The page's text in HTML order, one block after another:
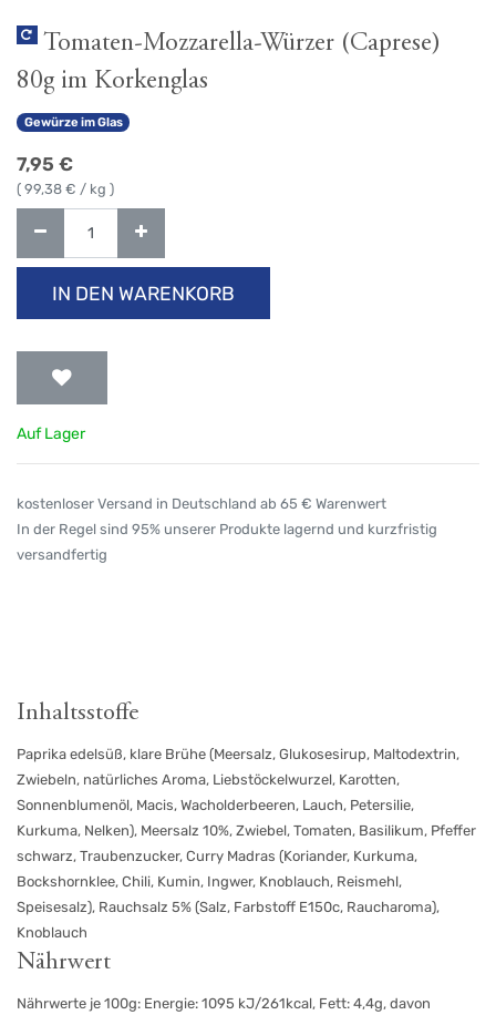
Tomaten-Mozzarella-Würzer (Caprese)
80g im Korkenglas
Gewürze im Glas
7,95 €
( 99,38 € / kg )
IN DEN WARENKORB
Auf Lager
kostenloser Versand in Deutschland ab 65 € Warenwert
In der Regel sind 95% unserer Produkte lagernd und kurzfristig
versandfertig
Inhaltsstoffe
Paprika edelsüß, klare Brühe (Meersalz, Glukosesirup, Maltodextrin,
Zwiebeln, natürliches Aroma, Liebstöckelwurzel, Karotten,
Sonnenblumenöl, Macis, Wacholderbeeren, Lauch, Petersilie,
Kurkuma, Nelken), Meersalz 10%, Zwiebel, Tomaten, Basilikum, Pfeffer
schwarz, Traubenzucker, Curry Madras (Koriander, Kurkuma,
Bockshornklee, Chili, Kumin, Ingwer, Knoblauch, Reismehl,
Speisesalz), Rauchsalz 5% (Salz, Farbstoff E150c, Raucharoma),
Knoblauch
Nährwert
Nährwerte je 100g: Energie: 1095 kJ/261kcal, Fett: 4,4g, davon